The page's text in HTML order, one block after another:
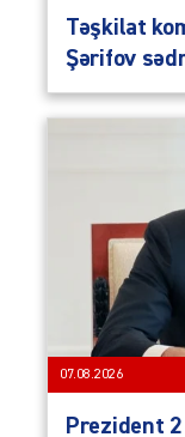
Təşkilat
Şərifov
07.08.2026
Prezident